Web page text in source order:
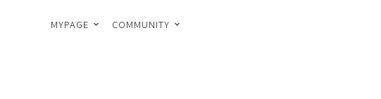
MYPAGE COMMUNITY